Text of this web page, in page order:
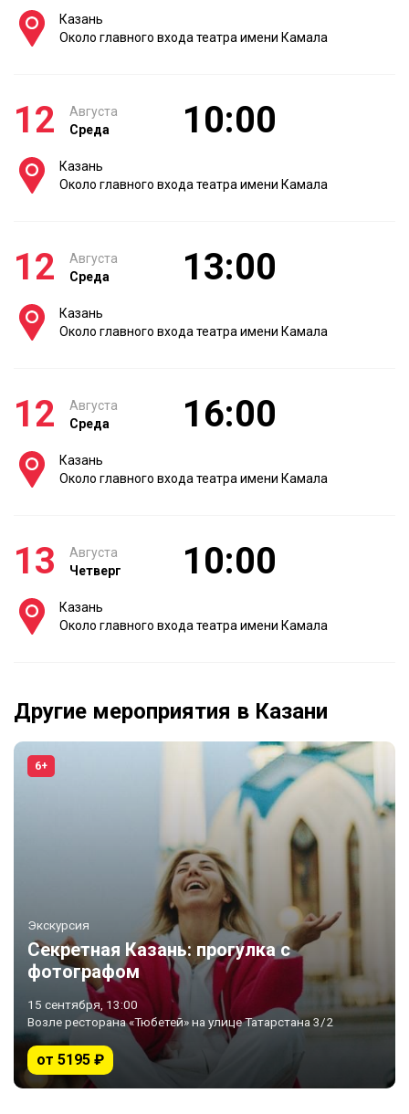
Казань
Около главного входа театра имени Камала
12
Августа
Среда
10:00
Казань
Около главного входа театра имени Камала
12
Августа
Среда
13:00
Казань
Около главного входа театра имени Камала
12
Августа
Среда
16:00
Казань
Около главного входа театра имени Камала
13
Августа
Четверг
10:00
Казань
Около главного входа театра имени Камала
Другие мероприятия в Казани
6+
Экскурсия
Секретная Казань: прогулка с
фотографом
15 сентября, 13:00
Возле ресторана «Тюбетей» на улице Татарстана 3/2
от 5195 ₽